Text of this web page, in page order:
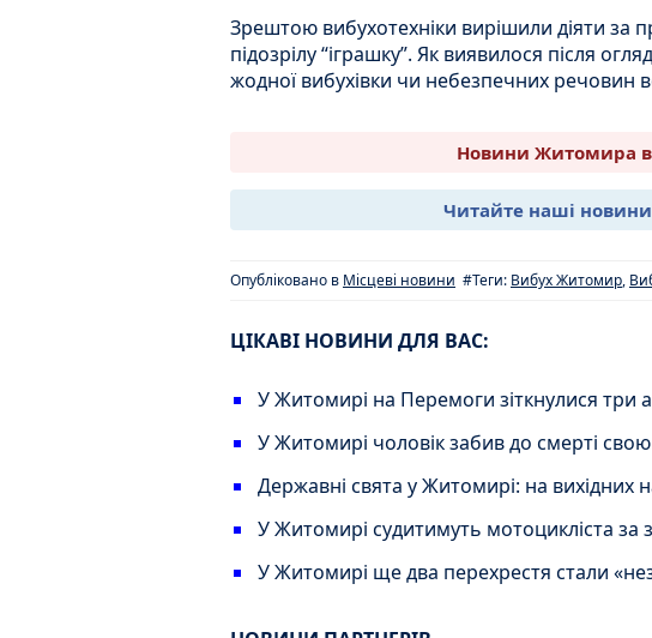
Зрештою вибухотехніки вирішили діяти за
підозрілу “іграшку”. Як виявилося після
жодної вибухівки чи небезпечних речовин
Новини Житомира
Читайте наші
Опубліковано в Місцеві новини #Теги: Вибух Житомир,
ЦІКАВІ НОВИНИ ДЛЯ ВАС:
У Житомирі на Перемоги зіткнулися три
У Житомирі чоловік забив до смерті
Державні свята у Житомирі: на
У Житомирі судитимуть мотоцикліста за
У Житомирі ще два перехрестя стали